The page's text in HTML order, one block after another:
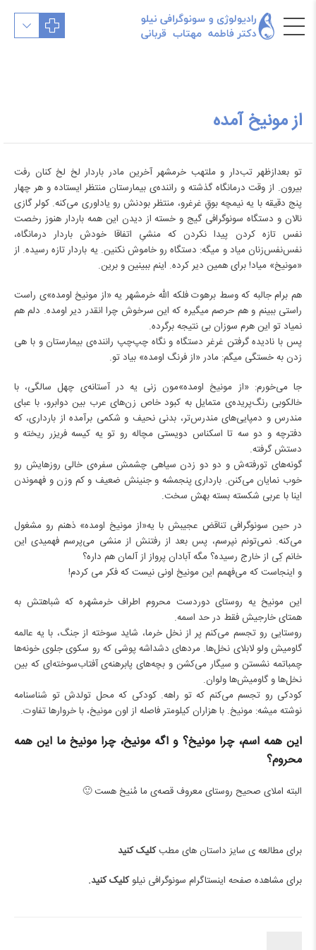
از مونیخ آمده
تو بعدازظهر تب‌دار و ملتهب خرمشهرآخرین مادر باردار لخ لخ کنان رفت
بیرون. از وقت درمانگاه گذشته و راننده‌ی بیمارستان منتظر ایستاده و هر چهار
پنج دقیقه با یه نیمچه بوقِ غرغرو، منتظر بودنش رو یاداوری می‌کنه. کولر گازی
نالان و دستگاه سونوگرافی گیج و خسته از دیدن این همه باردار هنوز رخصت
نفس تازه کردن پیدا نکردن که منشیِ اتفاقا خودش باردار درمانگاه،
نفس‌نفس‌زنان میاد و میگه: دستگاه‌ رو خاموش نکنین. یه باردار تازه رسیده. از
«مونیخ» میاد! برای همین دیر کرده. اینم ببینین و برین. ‌
هم برام جالبه که وسط برهوت فلکه الله خرمشهر یه «از مونیخ اومده»‌ی راست
راستی ببینم و هم حرصم میگیره که این سرخوش چرا انقدر دیر اومده. دلم هم
نمیاد تو این هرم سوزان بی نتیجه برگرده.
پس با نادیده گرفتن غرغر دستگاه و نگاه چپ‌چپ راننده‌ی بیمارستان و با هی
زدن به خستگی میگم: مادر «از فرنگ اومده» بیاد تو.
جا می‌خورم: «از مونیخ اومده»‌مون زنی یه در آستانه‌ی چهل سالگی، با
خالکوبی رنگ‌پریده‌ی متمایل به کبود خاص زن‌های عرب بین دوابرو، با عبای
مندرس و دمپایی‌های مندرس‌تر، بدنی نحیف و شکمی برآمده از بارداری، که
دفترچه و دو سه تا اسکناس دویستی مچاله رو تو یه کیسه فریزر ریخته و
دستش گرفته.
گونه‌های تورفته‌ش و دو دو زدن سیاهی چشمش سفره‌ی خالی روزهایش رو
خوب نمایان می‌کنن. بارداری پنجمشه و جنینش ضعیف و کم وزن و فهموندن
اینا با عربی شکسته بسته بهش سخت.
در حین سونوگرافی تناقض عجیبش با یه«از مونیخ اومده» ذهنم رو مشغول
می‌کنه. نمی‌تونم نپرسم، پس بعد از رفتنش از منشی می‌پرسم فهمیدی این
خانم کِی از خارج رسیده؟ مگه آبادان پرواز از آلمان هم داره؟
و اینجاست که می‌فهمم این مونیخ اونی نیست که فکر می کردم!
این مونیخ یه روستای دوردست محروم اطراف خرمشهره که شباهتش به
همتای خارجیشفقط در حد اسمه.
روستایی رو تجسم می‌کنم پر از نخل خرما، شاید سوخته از جنگ، با یه عالمه
گاومیش ولو لابلای نخل‌ها. مردهای دشداشه پوشی که رو سکوی جلوی خونه‌ها
چمباتمه نشستن و سیگار می‌کشن و بچه‌های پابرهنه‌ی آفتاب‌سوخته‌ای که بین
نخل‌ها و گاومیش‌ها ولوان.
کودکی رو تجسم می‌کنم که تو راهه. کودکی که محل تولدش تو شناسنامه
نوشته میشه: مونیخ. با هزاران کیلومتر فاصله از اون مونیخ، با خروارها تفاوت.
این همه اسم، چرا مونیخ؟ و اگه مونیخ، چرا مونیخ ما این همه
محروم؟
البته املای صحیح روستای معروف قصه‌ی ما مُنیخ هست 🙂
برای مطالعه ی سایز داستان های مطبکلیک کنید
برای مشاهده صفحه اینستاگرام سونوگرافی نیلوکلیک کنید.